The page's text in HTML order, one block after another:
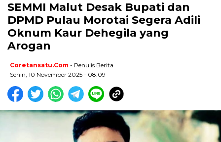
SEMMI Malut Desak Bupati dan
DPMD Pulau Morotai Segera Adili
Oknum Kaur Dehegila yang
Arogan
Coretansatu.com - Penulis Berita
Senin, 10 November 2025 - 08:09